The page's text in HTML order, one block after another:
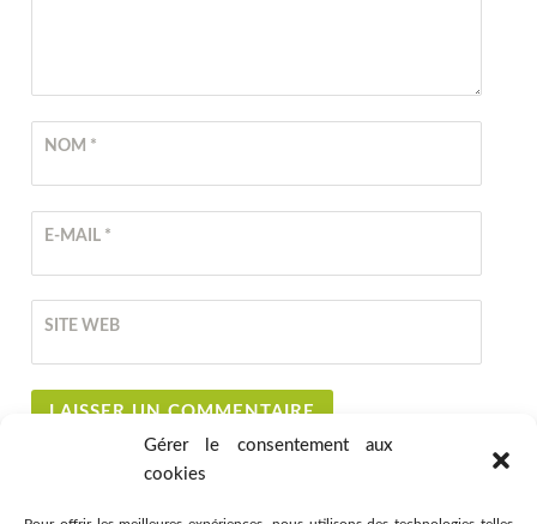
Gérer le consentement aux
cookies
NOM *
E-MAIL *
SITE WEB